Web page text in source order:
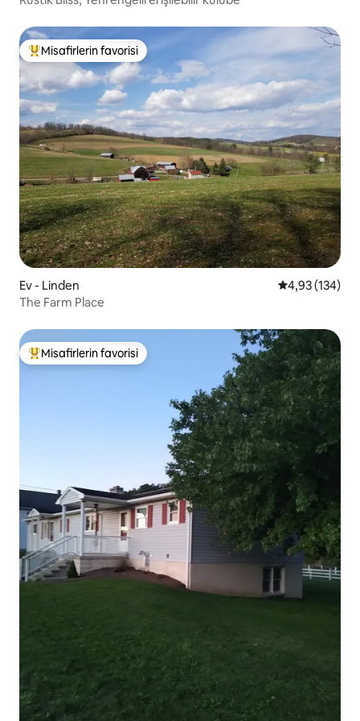
Misafirlerin favorilerinden en beğenilenler arasında
Misafirlerin favorisi
Ev - Linden 5 üzerinden
4,93 (134)
The Farm Place
Misafirlerin favorilerinden en beğenilenler arasında
Misafirlerin favorisi